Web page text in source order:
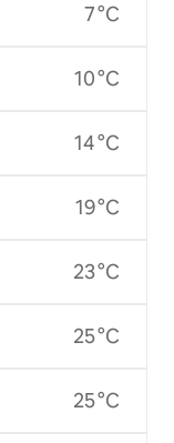
7 °C
10 °C
14 °C
19 °C
23 °C
25 °C
25 °C